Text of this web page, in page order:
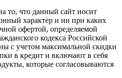
то, что данный сайт носит
характер и ни при каких
офертой, определяемой
кодекса Российской
с учетом максимальной скидки
в кредит и включают в себя
которые согласовываются